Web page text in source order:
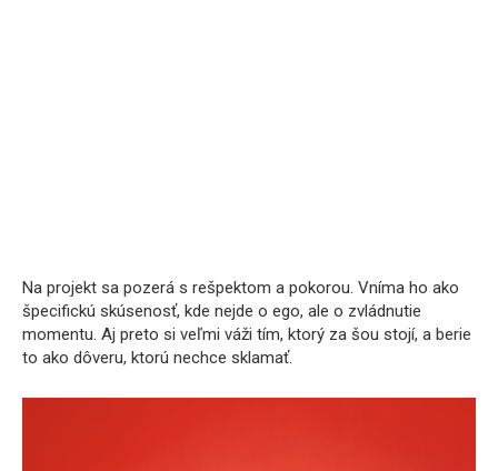
Na projekt sa pozerá s rešpektom a pokorou. Vníma ho ako
špecifickú skúsenosť, kde nejde o ego, ale o zvládnutie
momentu. Aj preto si veľmi váži tím, ktorý za šou stojí, a berie
to ako dôveru, ktorú nechce sklamať.